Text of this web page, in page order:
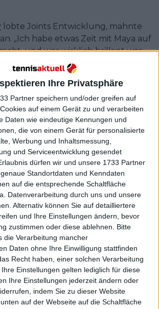
Ihre Privatsphäre
Partner speichern und/oder greifen auf
auf einem Gerät zu und verarbeiten
Daten wie eindeutige Kennungen und
die von einem Gerät für personalisierte
Werbung und Inhaltsmessung,
und Serviceentwicklung gesendet
dürfen wir und unsere 1733 Partner
Standortdaten und Kenndaten
auf die entsprechende Schaltfläche
Datenverarbeitung durch uns und unsere
Alternativ können Sie auf detailliertere
und Ihre Einstellungen ändern, bevor
zustimmen oder diese ablehnen.
Bitte
die Verarbeitung mancher
Daten ohne Ihre Einwilligung stattfinden
Recht haben, einer solchen Verarbeitung
Einstellungen gelten lediglich für diese
Ihre Einstellungen jederzeit ändern oder
indem Sie zu dieser Website
auf der Webseite auf die Schaltfläche
lobte Joints Entwicklung, mahnte
„Ich habe etwas Zeit mit Maya auf
und was wirklich brillant war,
Selbstvertrauen, Fähigkeiten und
hat“, sagte Barty
„Sie hatte einen tollen Start, zwei
Leistungen bei schwierigen
wartet eine neue
– ein neues Biest –, aber sie
hart und verdient diesen
dämpfen – auch